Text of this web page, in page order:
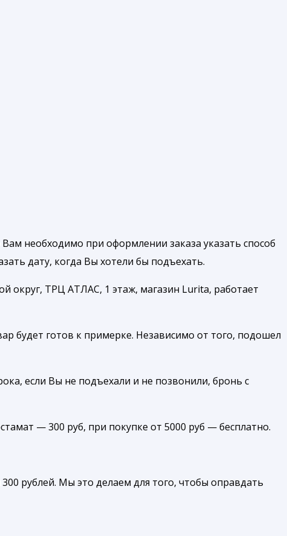
необходимо при оформлении заказа указать способ
дату, когда Вы хотели бы подъехать.
округ, ТРЦ АТЛАС, 1 этаж, магазин Lurita, работает
будет готов к примерке. Независимо от того, подошел
если Вы не подъехали и не позвонили, бронь с
— 300 руб, при покупке от 5000 руб — бесплатно.
рублей. Мы это делаем для того, чтобы оправдать